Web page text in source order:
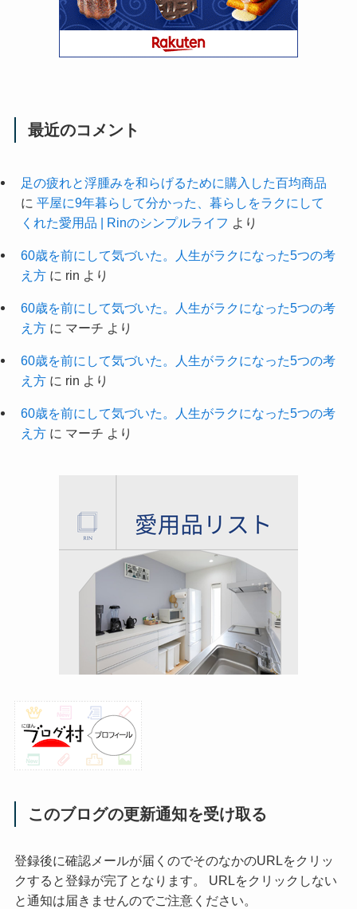
最近のコメント
足の疲れと浮腫みを和らげるために購入した百均商品
に 平屋に9年暮らして分かった、暮らしをラクにして
くれた愛用品 | Rinのシンプルライフ より
60歳を前にして気づいた。人生がラクになった5つの考
え方に rin より
60歳を前にして気づいた。人生がラクになった5つの考
え方に マーチ より
60歳を前にして気づいた。人生がラクになった5つの考
え方に rin より
60歳を前にして気づいた。人生がラクになった5つの考
え方に マーチ より
このブログの更新通知を受け取る
登録後に確認メールが届くのでそのなかのURLをクリッ
クすると登録が完了となります。 URLをクリックしない
と通知は届きませんのでご注意ください。